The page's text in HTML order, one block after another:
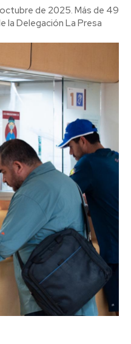
de 2025. Más de 49
la Delegación La Presa